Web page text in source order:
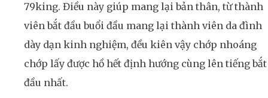
79king. Điều này giúp mang lại bản thân, từ thành
viên bắt đầu buổi đầu mang lại thành viên da đình
dày dạn kinh nghiệm, đều kiên vậy chớp nhoáng
chớp lấy được hồ hết định hướng cùng lên tiếng bắt
đầu nhất.